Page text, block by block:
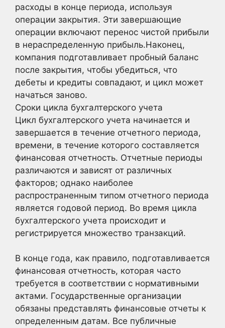
расходы в конце периода, используя
операции закрытия. Эти завершающие
операции включают перенос чистой прибыли
в нераспределенную прибыль.Наконец,
компания подготавливает пробный баланс
после закрытия, чтобы убедиться, что
дебеты и кредиты совпадают, и цикл может
начаться заново.
Сроки цикла бухгалтерского учета
Цикл бухгалтерского учета начинается и
завершается в течение отчетного периода,
времени, в течение которого составляется
финансовая отчетность. Отчетные периоды
различаются и зависят от различных
факторов; однако наиболее
распространенным типом отчетного периода
является годовой период. Во время цикла
бухгалтерского учета происходит и
регистрируется множество транзакций.
В конце года, как правило, подготавливается
финансовая отчетность, которая часто
требуется в соответствии с нормативными
актами. Государственные организации
обязаны представлять финансовые отчеты к
определенным датам. Все публичные